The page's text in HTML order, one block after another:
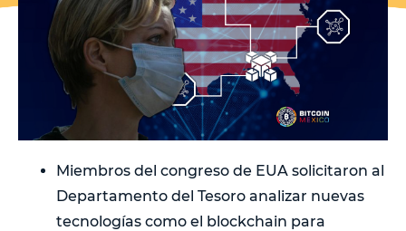
Miembros del congreso de EUA solicitaron al
Departamento del Tesoro analizar nuevas
tecnologías como el blockchain para